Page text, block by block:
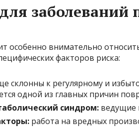
заболеваний
особенно внимательно
факторов риска:
склонны к регулярному и
одной из главных причин
синдром: ведущие
работа на вредных